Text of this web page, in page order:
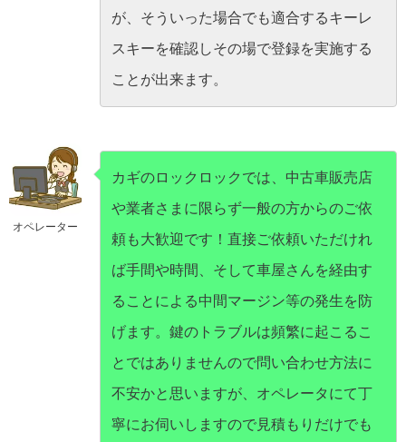
が、そういった場合でも適合するキーレ
スキーを確認しその場で登録を実施する
ことが出来ます。
オペレーター
カギのロックロックでは、中古車販売店
や業者さまに限らず一般の方からのご依
頼も大歓迎です！直接ご依頼いただけれ
ば手間や時間、そして車屋さんを経由す
ることによる中間マージン等の発生を防
げます。鍵のトラブルは頻繁に起こるこ
とではありませんので問い合わせ方法に
不安かと思いますが、オペレータにて丁
寧にお伺いしますので見積もりだけでも